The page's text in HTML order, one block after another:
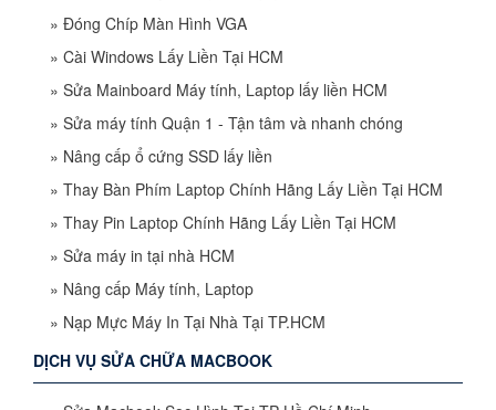
» Đóng Chíp Màn Hình VGA
» Cài Windows Lấy Liền Tại HCM
» Sửa Mainboard Máy tính, Laptop lấy liền HCM
» Sửa máy tính Quận 1 - Tận tâm và nhanh chóng
» Nâng cấp ổ cứng SSD lấy liền
» Thay Bàn Phím Laptop Chính Hãng Lấy Liền Tại HCM
» Thay Pin Laptop Chính Hãng Lấy Liền Tại HCM
» Sửa máy in tại nhà HCM
» Nâng cấp Máy tính, Laptop
» Nạp Mực Máy In Tại Nhà Tại TP.HCM
DỊCH VỤ SỬA CHỮA MACBOOK